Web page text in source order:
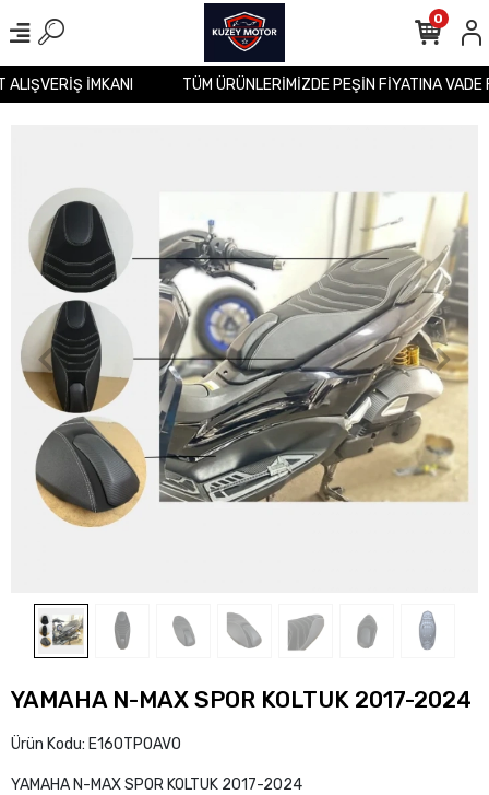
ALIŞVERİŞ İMKANI TÜM ÜRÜNLERİMİZDE PEŞİN FİYATINA
0
YAMAHA N-MAX SPOR KOLTUK 2017-2024
Ürün Kodu: E16OTPOAVO
YAMAHA N-MAX SPOR KOLTUK 2017-2024